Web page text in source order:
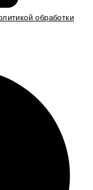
обработки